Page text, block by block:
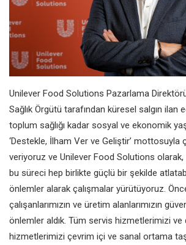
Unilever Food Solutions Pazarlama
Sağlık Örgütü tarafından küresel salgın ilan
toplum sağlığı kadar sosyal ve ekonomik
‘Destekle, İlham Ver ve Geliştir’ mottosuyla
veriyoruz ve Unilever Food Solutions
bu süreci hep birlikte güçlü bir şekilde
önlemler alarak çalışmalar yürütüyoruz.
çalışanlarımızın ve üretim alanlarımızın
önlemler aldık. Tüm servis hizmetlerimizi ve
hizmetlerimizi çevrim içi ve sanal ortama